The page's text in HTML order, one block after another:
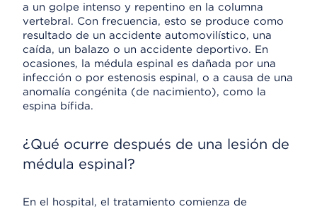
a un golpe intenso y repentino en la columna
vertebral. Con frecuencia, esto se produce como
resultado de un accidente automovilístico, una
caída, un balazo o un accidente deportivo. En
ocasiones, la médula espinal es dañada por una
infección o por estenosis espinal, o a causa de una
anomalía congénita (de nacimiento), como la
espina bífida.
¿Qué ocurre después de una lesión de
médula espinal?
En el hospital, el tratamiento comienza de